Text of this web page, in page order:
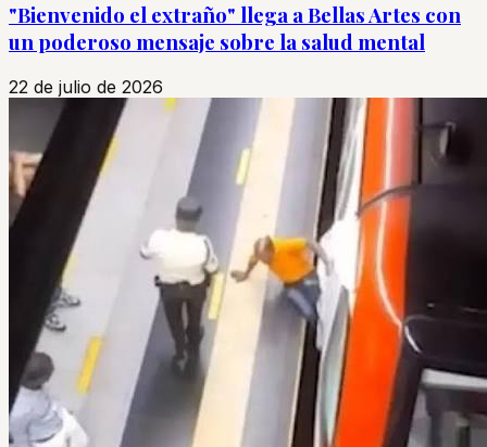
"Bienvenido el extraño" llega a Bellas Artes con
un poderoso mensaje sobre la salud mental
22 de julio de 2026